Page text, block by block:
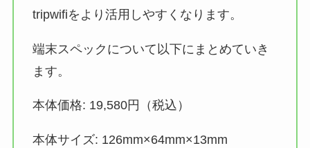
tripwifiをより活用しやすくなります。
端末スペックについて以下にまとめていき
ます。
本体価格: 19,580円（税込）
本体サイズ: 126mm×64mm×13mm